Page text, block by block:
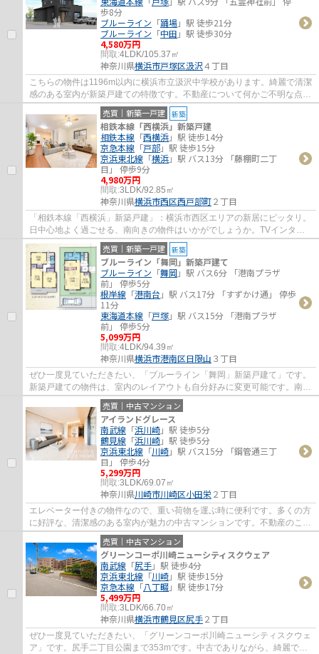
歩8分
ブルーライン 「踊場」駅 徒歩21分
ブルーライン 「中田 」駅 徒歩30分
4,580万円
間取:4LDK/105.37㎡
神奈川県横浜市戸塚区汲沢４丁目
こちらの物件は1196m以内に横浜市立汲沢中学校があります。綺麗で清潔
感のある室内が新築戸建ての特徴です。不動産について何かご不明な点な
どがございましたら、横浜市戸塚区に強い当...
売買｜新築一戸建 新築
相鉄本線「西横浜」新築戸建
相鉄本線 「西横浜」駅 徒歩14分
京急本線 「戸部」駅 徒歩15分
京浜東北線 「横浜」駅 バス13分 「藤棚町二丁
目」 停歩9分
4,980万円
間取:3LDK/92.85㎡
神奈川県横浜市西区西戸部町２丁目
「相鉄本線「西横浜」新築戸建」：横浜市西区エリアの新居にピッタリ。
日中心地よく過ごせる、南向きの物件はいかがでしょうか。TVインター
ホン付きでお子様のお留守番も安心です。備...
売買｜新築一戸建 新築
ブルーライン「舞岡」新築戸建て
ブルーライン 「舞岡」駅 バス6分 「港南プラザ
前」 停歩5分
根岸線 「港南台 」駅 バス17分 「すずかけ通」 停歩
11分
東海道本線 「戸塚」駅 バス15分 「港南プラザ
前」 停歩5分
5,099万円
間取:4LDK/94.39㎡
神奈川県横浜市港南区日限山 ３丁目
ぜひ一度見ていただきたい、「ブルーライン「舞岡」新築戸建て」です。
新築戸建ての物件は、室内のレイアウトも自分好みに変更可能です。南側
道路に接している物件なので日当たりがい...
売買｜中古マンション
アイランドグレース
南武線 「浜川崎」駅 徒歩5分
鶴見線 「浜川崎」駅 徒歩5分
京浜東北線 「川崎」駅 バス15分 「鋼管通三丁
目」 停歩4分
5,299万円
間取:3LDK/69.07㎡
神奈川県川崎市川崎区小田栄 ２丁目
エレベーター付きの物件なので、重い荷物を運ぶ時に便利です。多くの方
に好評な、清潔感のある室内が魅力の中古マンションです。不動産のこと
で確認したいことがあるなら、メール又は...
売買｜中古マンション
グリーンコーポ川崎ニューシティスクウェア
南武線 「尻手」駅 徒歩4分
京浜東北線 「川崎」駅 徒歩15分
京急本線 「八丁畷」駅 徒歩17分
5,499万円
間取:3LDK/66.70㎡
神奈川県横浜市鶴見区尻手２丁目
ぜひ一度見ていただきたい、「グリーンコーポ川崎ニューシティスクウェ
ア」です。尻手二丁目公園まで353mです。中古でありながら、綺麗で機